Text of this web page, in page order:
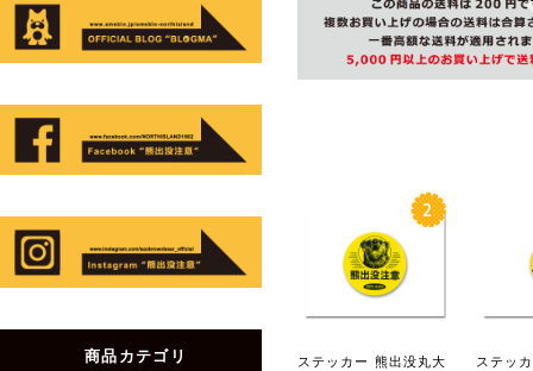
ステッカー 熊出没丸大
ステッ
商品カテゴリ